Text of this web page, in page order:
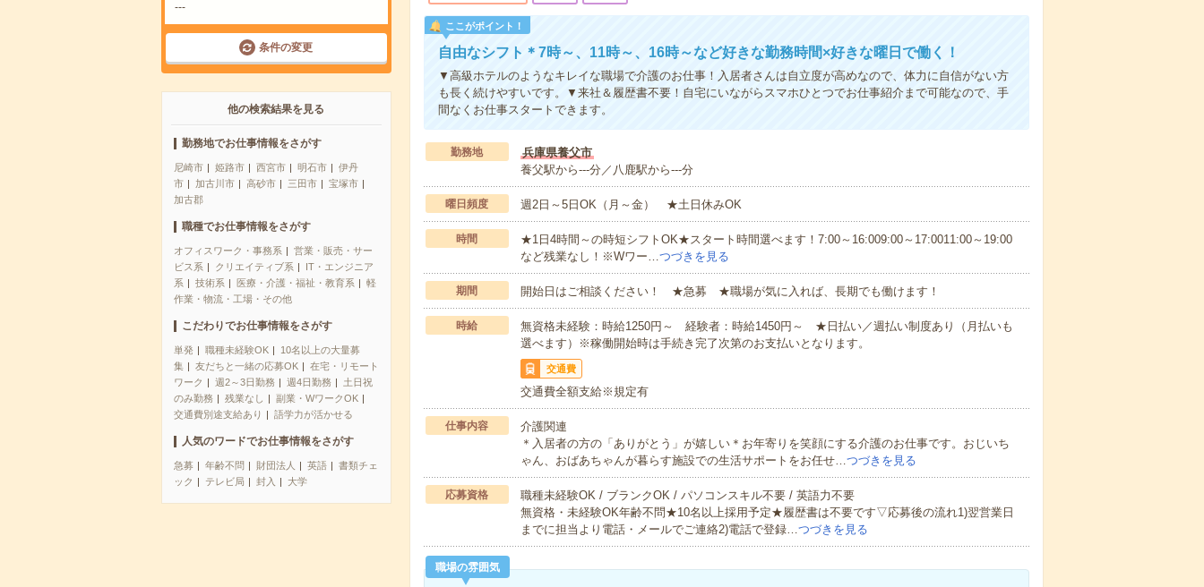
---
条件の変更
他の検索結果を見る
勤務地でお仕事情報をさがす
尼崎市 姫路市 西宮市 明石市
伊丹
市
加古川市 高砂市 三田市
宝塚市
加古郡
職種でお仕事情報をさがす
オフィスワーク・事務系
営業・販売・サー
ビス系
クリエイティブ系
IT・エンジニア
系
技術系 医療・介護・福祉・教育系
軽
作業・物流・工場・その他
こだわりでお仕事情報をさがす
単発 職種未経験OK
10名以上の大量募
集
友だちと一緒の応募OK
在宅・リモート
ワーク
週2～3日勤務 週4日勤務
土日祝
のみ勤務
残業なし
副業・WワークOK
交通費別途支給あり
語学力が活かせる
人気のワードでお仕事情報をさがす
急募 年齢不問 財団法人 英語
書類チェ
ック
テレビ局 封入 大学
ここがポイント！
自由なシフト＊7時～、11時～、16時～など好きな勤務時間×好きな曜日で働く！
▼高級ホテルのようなキレイな職場で介護のお仕事！入居者さんは自立度が高めなので、体力に自信がない方
も長く続けやすいです。▼来社＆履歴書不要！自宅にいながらスマホひとつでお仕事紹介まで可能なので、手
間なくお仕事スタートできます。
勤務地
兵庫県養父市
養父駅から---分／八鹿駅から---分
曜日頻度 週2日～5日OK（月～金） ★土日休みOK
時間
★1日4時間～の時短シフトOK★スタート時間選べます！7:00～16:009:00～17:0011:00～19:00
など残業なし！※Wワー…つづきを見る
期間 開始日はご相談ください！ ★急募 ★職場が気に入れば、長期でも働けます！
時給
無資格未経験：時給1250円～ 経験者：時給1450円～ ★日払い／週払い制度あり（月払いも
選べます）※稼働開始時は手続き完了次第のお支払いとなります。
交通費
交通費全額支給※規定有
仕事内容
介護関連
＊入居者の方の「ありがとう」が嬉しい＊お年寄りを笑顔にする介護のお仕事です。おじいち
ゃん、おばあちゃんが暮らす施設での生活サポートをお任せ…つづきを見る
応募資格
職種未経験OK / ブランクOK / パソコンスキル不要 / 英語力不要
無資格・未経験OK年齢不問★10名以上採用予定★履歴書は不要です▽応募後の流れ1)翌営業日
までに担当より電話・メールでご連絡2)電話で登録…つづきを見る
職場の雰囲気